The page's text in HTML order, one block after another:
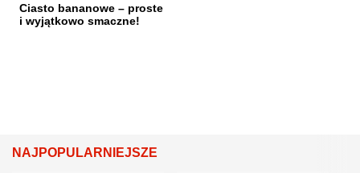
Ciasto bananowe – proste
i wyjątkowo smaczne!
NAJPOPULARNIEJSZE